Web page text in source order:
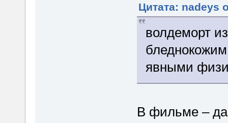
Цитата: nadeys
волдеморт
явными
В фильме –